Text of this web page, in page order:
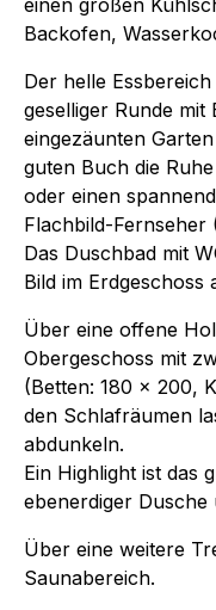
Backofen,
Der helle
geselliger Runde
eingezäunten
guten Buch die
oder einen
Flachbild-Fernseher
Das Duschbad mit
Bild im Erdgeschoss
Über eine offene
Obergeschoss mit
(Betten: 180 x 200,
den Schlafräumen
abdunkeln.
Ein Highlight ist das
ebenerdiger Dusche
Über eine weitere
Saunabereich.